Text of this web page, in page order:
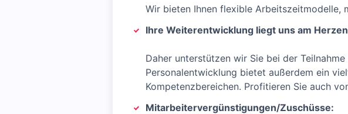
Wir bieten Ihnen flexible Arbeitszeitmodelle,
Ihre Weiterentwicklung liegt uns am
Daher unterstützen wir Sie bei der
Personalentwicklung bietet außerdem ein
Kompetenzbereichen. Profitieren Sie auch
Mitarbeitervergünstigungen/Zuschüsse: